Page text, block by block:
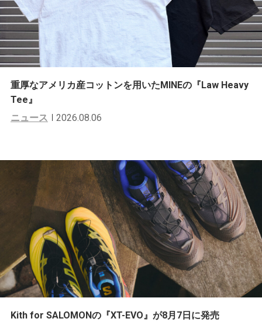
重厚なアメリカ産コットンを用いたMINEの『Law Heavy
Tee』
ニュース
2026.08.06
Kith for SALOMONの『XT-EVO』が8月7日に発売